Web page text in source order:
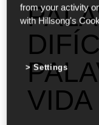
VIDA
from your activity
with Hillsong's
Settings